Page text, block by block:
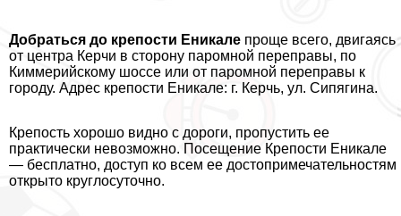
Добраться до крепости Еникале проще всего, двигаясь
от центра Керчи в сторону паромной переправы, по
Киммерийскому шоссе или от паромной переправы к
городу. Адрес крепости Еникале: г. Керчь, ул. Сипягина.
Крепость хорошо видно с дороги, пропустить ее
пpaктически невозможно. Посещение Крепости Еникале
— бесплатно, доступ ко всем ее достопримечательностям
открыто круглосуточно.